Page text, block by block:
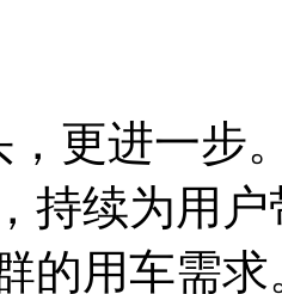
更进一步
持续为用
的用车需